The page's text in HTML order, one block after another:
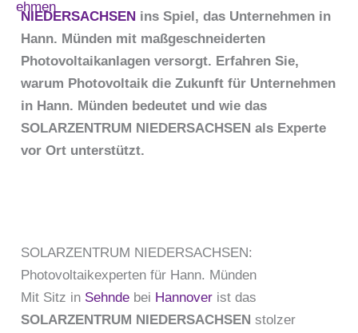
NIEDERSACHSEN ins Spiel, das Unternehmen in
Hann. Münden mit maßgeschneiderten
Photovoltaikanlagen versorgt. Erfahren Sie,
warum Photovoltaik die Zukunft für Unternehmen
in Hann. Münden bedeutet und wie das
SOLARZENTRUM NIEDERSACHSEN als Experte
vor Ort unterstützt.
SOLARZENTRUM NIEDERSACHSEN:
Photovoltaikexperten für Hann. Münden
Mit Sitz in Sehnde bei Hannover ist das
SOLARZENTRUM NIEDERSACHSEN stolzer